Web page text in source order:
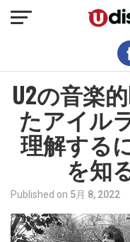
U2の音楽
たアイル
理解する
を知
Published on 5月 8, 2022
モバイ